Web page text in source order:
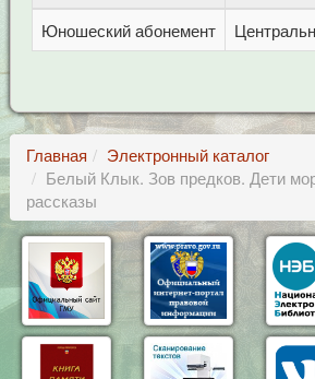
Юношеский абонемент
Главная
Электронный каталог
Белый Клык. Зов предков. Дети
рассказы